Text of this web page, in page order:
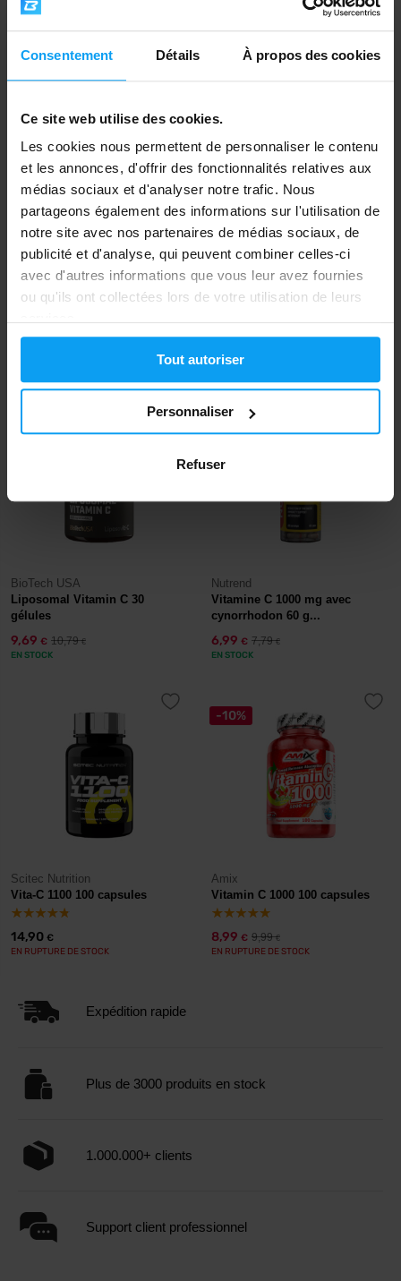
Consentement Détails À propos des cookies
Ce site web utilise des cookies.
Les cookies nous permettent de personnaliser le contenu
et les annonces, d'offrir des fonctionnalités relatives aux
médias sociaux et d'analyser notre trafic. Nous
partageons également des informations sur l'utilisation de
notre site avec nos partenaires de médias sociaux, de
publicité et d'analyse, qui peuvent combiner celles-ci
avec d'autres informations que vous leur avez fournies
ou qu'ils ont collectées lors de votre utilisation de leurs
Tout autoriser
Personnaliser
Refuser
9,99
EN STOCK - IL NE RESTE QUE QUELQUES
ARTICLES
€
EN STOCK
-5%
Vita-C 1000 mg 100 comprimés
Fit C Vitamin 60 gélules
EN STOCK
BioTech USA
Liposomal Vitamin C 30
gélules
9,69 € 10,79€
EN STOCK
-10%
Nutrend
Vitamine C 1000 mg avec
cynorrhodon 60 g...
6,99 € 7,79€
EN STOCK
Scitec Nutrition
Vita-C 1100 100 capsules
14,90 €
EN RUPTURE DE STOCK
-10%
Amix
Vitamin C 1000 100 capsules
8,99 € 9,99€
EN RUPTURE DE STOCK
Expédition rapide
Plus de 3000 produits en stock
1.000.000+ clients
Support client professionnel